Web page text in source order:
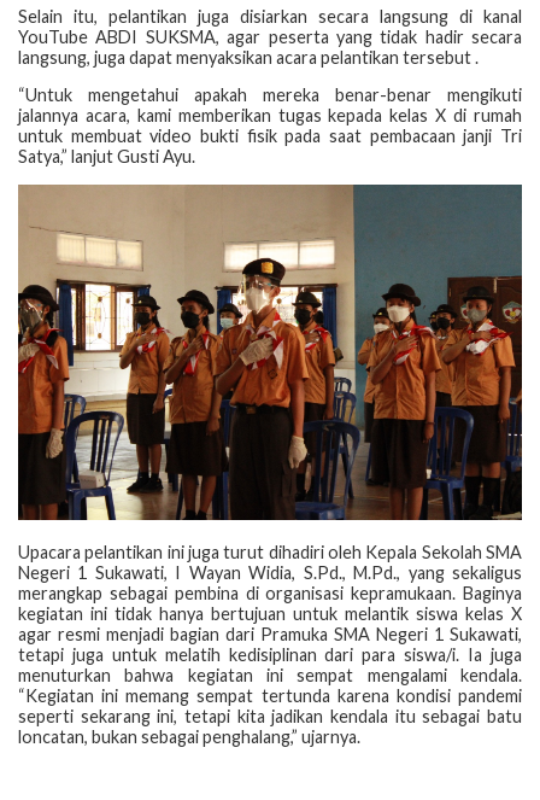
Selain itu, pelantikan juga disiarkan secara langsung di kanal
YouTube ABDI SUKSMA, agar peserta yang tidak hadir secara
langsung, juga dapat menyaksikan acara pelantikan tersebut .
“Untuk mengetahui apakah mereka benar-benar mengikuti
jalannya acara, kami memberikan tugas kepada kelas X di rumah
untuk membuat video bukti fisik pada saat pembacaan janji Tri
Satya,” lanjut Gusti Ayu.
Upacara pelantikan ini juga turut dihadiri oleh Kepala Sekolah SMA
Negeri 1 Sukawati, I Wayan Widia, S.Pd., M.Pd., yang sekaligus
merangkap sebagai pembina di organisasi kepramukaan. Baginya
kegiatan ini tidak hanya bertujuan untuk melantik siswa kelas X
agar resmi menjadi bagian dari Pramuka SMA Negeri 1 Sukawati,
tetapi juga untuk melatih kedisiplinan dari para siswa/i. Ia juga
menuturkan bahwa kegiatan ini sempat mengalami kendala.
“Kegiatan ini memang sempat tertunda karena kondisi pandemi
seperti sekarang ini, tetapi kita jadikan kendala itu sebagai batu
loncatan, bukan sebagai penghalang,” ujarnya.